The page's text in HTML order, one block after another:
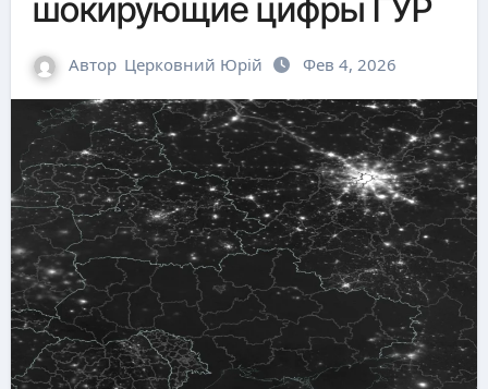
шокирующие цифры ГУР
Автор Церковний Юрій Фев 4, 2026